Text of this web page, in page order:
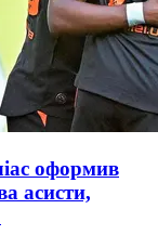
оформив
асисти,